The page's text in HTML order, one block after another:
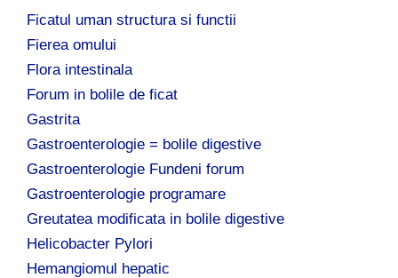
Ficatul uman structura si functii
Fierea omului
Flora intestinala
Forum in bolile de ficat
Gastrita
Gastroenterologie = bolile digestive
Gastroenterologie Fundeni forum
Gastroenterologie programare
Greutatea modificata in bolile digestive
Helicobacter Pylori
Hemangiomul hepatic